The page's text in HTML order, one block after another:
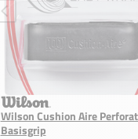
Wilson Cushion Aire
Basisgrip